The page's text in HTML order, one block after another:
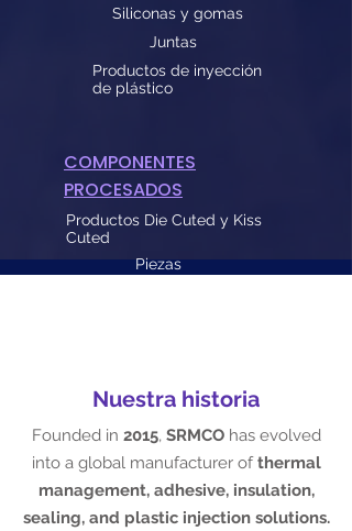
Siliconas y gomas
Juntas
Productos de inyección
de plástico
COMPONENTES
PROCESADOS
Productos Die Cuted y Kiss
Cuted
Piezas
inserción)
Nuestra historia
Founded in 2015, SRMCOhas evolved
into a global manufacturer ofthermal
management, adhesive, insulation,
sealing, and plastic injection solutions.